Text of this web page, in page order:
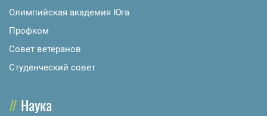
Олимпийская академия Юга
Профком
Совет ветеранов
Студенческий совет
Наука